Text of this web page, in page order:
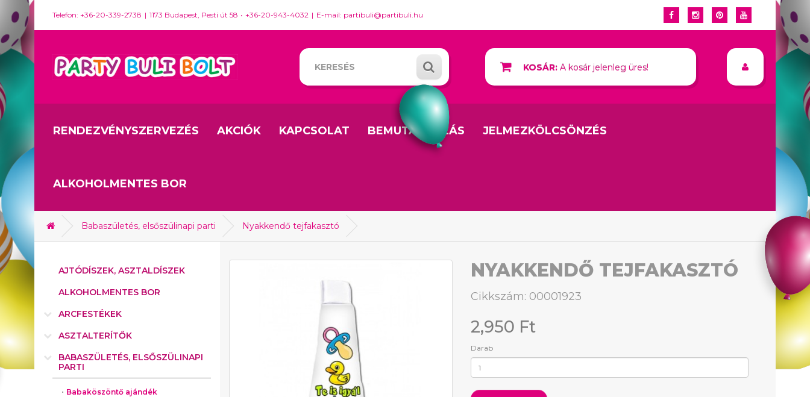
Telefon: +36-20-339-2738 1173 Budapest, Pesti út 58 +36-20-943-4032 E-mail: partibuli@partibuli.hu
KOSÁR: A kosár jelenleg üres!
RENDEZVÉNYSZERVEZÉS AKCIÓK KAPCSOLAT BEMUTATKOZÁS JELMEZKÖLCSÖNZÉS
ALKOHOLMENTES BOR
Babaszületés, elsőszülinapi parti Nyakkendő tejfakasztó
AJTÓDÍSZEK, ASZTALDÍSZEK
ALKOHOLMENTES BOR
ARCFESTÉKEK
ASZTALTERÍTŐK
BABASZÜLETÉS, ELSŐSZÜLINAPI
PARTI
Babaköszöntő ajándék
NYAKKENDŐ TEJFAKASZTÓ
Cikkszám: 00001923
2,950 Ft
Darab